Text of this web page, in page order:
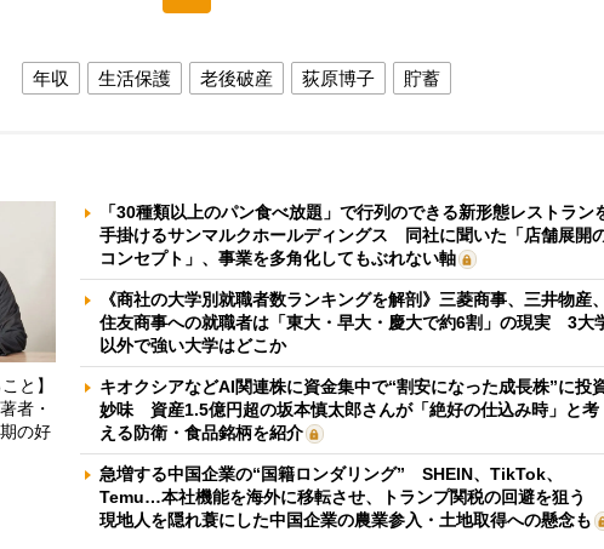
年収 生活保護 老後破産 荻原博子 貯蓄
と】
者・
の好
「30種類以上のパン食べ放題」で行列のできる新形態レストラン
手掛けるサンマルクホールディングス 同社に聞いた「店舗展開
コンセプト」、事業を多角化してもぶれない軸
《商社の大学別就職者数ランキングを解剖》三菱商事、三井物産、
住友商事への就職者は「東大・早大・慶大で約6割」の現実 3大
以外で強い大学はどこか
キオクシアなどAI関連株に資金集中で“割安になった成長株”に投
妙味 資産1.5億円超の坂本慎太郎さんが「絶好の仕込み時」と考
える防衛・食品銘柄を紹介
急増する中国企業の“国籍ロンダリング” SHEIN、TikTok、
Temu…本社機能を海外に移転させ、トランプ関税の回避を狙う
現地人を隠れ蓑にした中国企業の農業参入・土地取得への懸念も